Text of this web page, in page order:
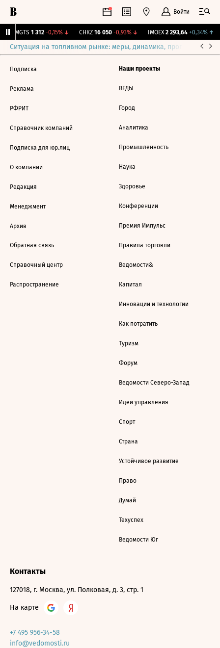
Войти
MGTS 1 312 -0,15%↓ CHKZ 16 050 -0,93%↓ IMOEX 2 293,64 +0,34%↑
Ситуация на топливном рынке: меры, динамика, прогнозы
Подписка
Реклама
РФРИТ
Справочник компаний
Подписка для юр.лиц
О компании
Редакция
Менеджмент
Архив
Обратная связь
Справочный центр
Распространение
Наши проекты
ВЕДЫ
Город
Аналитика
Промышленность
Наука
Здоровье
Конференции
Премия Импульс
Правила торговли
Ведомости&
Капитал
Инновации и технологии
Как потратить
Туризм
Форум
Ведомости Северо-Запад
Идеи управления
Спорт
Страна
Устойчивое развитие
Право
Думай
Техуспех
Ведомости Юг
Контакты
127018, г. Москва, ул. Полковая, д. 3, стр. 1
На карте
+7 495 956-34-58
info@vedomosti.ru